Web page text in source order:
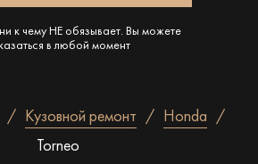
к чему НЕ обязывает. Вы можете
в любой момент
Кузовной ремонт
Honda
Torneo